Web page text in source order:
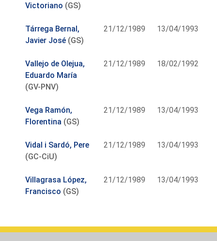
Victoriano (GS)
Tárrega Bernal,
Javier José (GS)
21/12/1989 13/04/1993
Vallejo de Olejua,
Eduardo María
(GV-PNV)
21/12/1989 18/02/1992
Vega Ramón,
Florentina (GS)
21/12/1989 13/04/1993
Vidal i Sardó, Pere
(GC-CiU)
21/12/1989 13/04/1993
Villagrasa López,
Francisco (GS)
21/12/1989 13/04/1993